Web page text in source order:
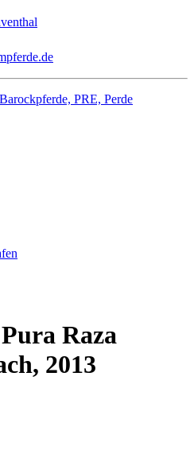
Raza
2013